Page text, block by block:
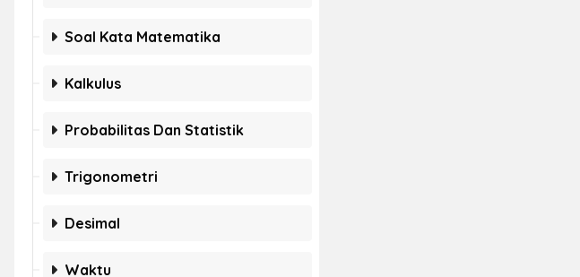
Soal Kata Matematika
Kalkulus
Probabilitas Dan Statistik
Trigonometri
Desimal
Waktu